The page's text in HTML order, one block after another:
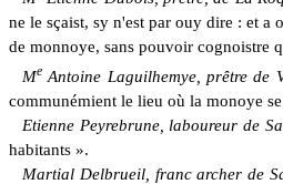
ne le sçaist, sy n'est par ouy dire : et
de monnoye, sans pouvoir cognoistre
Me Antoine Laguilhemye, prêtre de
communémient le lieu où la monoye
Etienne Peyrebrune, laboureur de
habitants ».
Martial Delbrueil, franc archer de